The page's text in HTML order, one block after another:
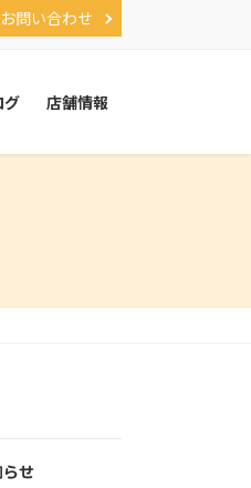
お問い合わせ
グ 店舗情報
せ